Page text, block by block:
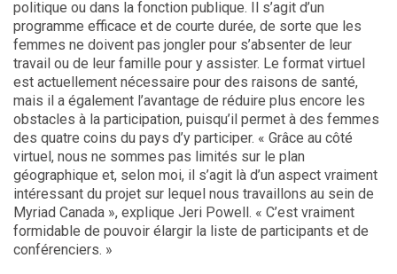
politique ou dans la fonction publique. Il s’agit d’un
programme efficace et de courte durée, de sorte que les
femmes ne doivent pas jongler pour s’absenter de leur
travail ou de leur famille pour y assister. Le format virtuel
est actuellement nécessaire pour des raisons de santé,
mais il a également l’avantage de réduire plus encore les
obstacles à la participation, puisqu’il permet à des femmes
des quatre coins du pays d’y participer. « Grâce au côté
virtuel, nous ne sommes pas limités sur le plan
géographique et, selon moi, il s’agit là d’un aspect vraiment
intéressant du projet sur lequel nous travaillons au sein de
Myriad Canada », explique Jeri Powell. « C’est vraiment
formidable de pouvoir élargir la liste de participants et de
conférenciers. »